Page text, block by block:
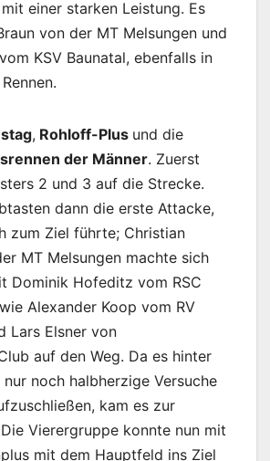
einer starken Leistung. Es
von der MT Melsungen und
KSV Baunatal, ebenfalls in
, Rohloff-Plus und die
der Männer. Zuerst
2 und 3 auf die Strecke.
dann die erste Attacke,
zum Ziel führte; Christian
MT Melsungen machte sich
Dominik Hofeditz vom RSC
Alexander Koop vom RV
Lars Elsner von
auf den Weg. Da es hinter
noch halbherzige Versuche
kam es zur
Vierergruppe konnte nun mit
mit dem Hauptfeld ins Ziel